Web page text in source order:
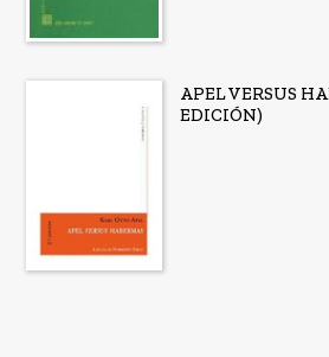
APEL VERSUS
EDICIÓN)